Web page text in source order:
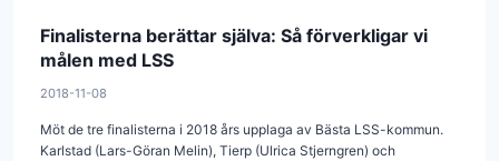
Finalisterna berättar själva: Så förverkligar vi
målen med LSS
2018-11-08
Möt de tre finalisterna i 2018 års upplaga av Bästa LSS-kommun.
Karlstad (Lars-Göran Melin), Tierp (Ulrica Stjerngren) och